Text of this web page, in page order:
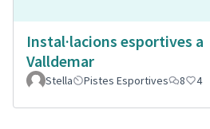
Instal·lacions esportives a
Valldemar
Stella Pistes Esportives 8 4